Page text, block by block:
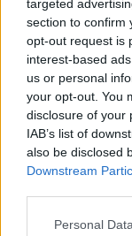
targeted
section to confirm
opt-out request is
interest-based
us or personal
your opt-out. You
disclosure of your
IAB’s list of
also be disclosed
Downstream
Personal
ημέρα.
παντού.
μπορώ να
πράγμα,
«Ξεκίνησα από
ένα πολύ
«Πάντα
ότι με